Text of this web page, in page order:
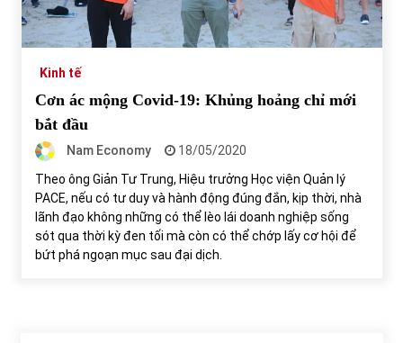
Tự doanh ngày 3.6.2022: CTCK mua ròng 28,7 tỷ đồng
Bất ổn từ các cuộc đấu giá đất ở Thanh Hoá
31/05/2022
Kinh tế
Cơn ác mộng Covid-19: Khủng hoảng chỉ mới
bắt đầu
Nam Economy
18/05/2020
Theo ông Giản Tư Trung, Hiệu trưởng Học viện Quản lý
PACE, nếu có tư duy và hành động đúng đắn, kịp thời, nhà
lãnh đạo không những có thể lèo lái doanh nghiệp sống
sót qua thời kỳ đen tối mà còn có thể chớp lấy cơ hội để
bứt phá ngoạn mục sau đại dịch.